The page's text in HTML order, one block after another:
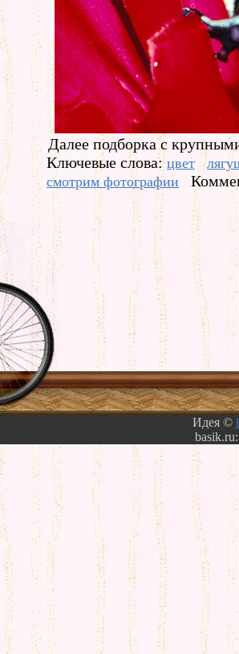
Далее подборка с
Ключевые слова:цвет
смотрим фотографии
Идея ©